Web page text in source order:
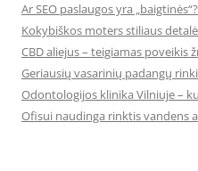
Ar SEO paslaugos yra „baigtinės“?
Kokybiškos moters stiliaus
CBD aliejus – teigiamas poveikis
Geriausių vasarinių padangų
Odontologijos klinika Vilniuje –
Ofisui naudinga rinktis vandens